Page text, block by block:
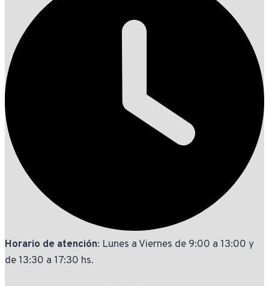
Horario de atención: Lunes a Viernes de 9:00 a 13:00 y
de 13:30 a 17:30 hs.